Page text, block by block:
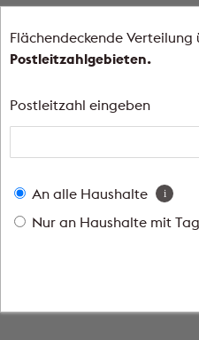
Flächendeckende
Postleitzahlgebieten.
Postleitzahl eingeben
An alle Haushalte i
Nur an Haushalte mit